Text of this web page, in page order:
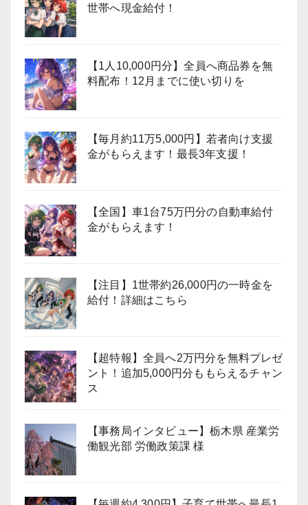
世帯へ現金給付！
【1人10,000円分】全員へ商品券を無
料配布！12月までに使い切りを
【毎月約11万5,000円】若者向け支援
金がもらえます！最長3年支援！
【全国】車1台75万円分の自動車給付
金がもらえます！
【注目】1世帯約26,000円の一時金を
給付！詳細はこちら
【超特報】全員へ2万円分を無料プレゼ
ント！追加5,000円分ももらえるチャン
ス
【事務局インタビュー】栃木県 産業労
働観光部 労働政策課 様